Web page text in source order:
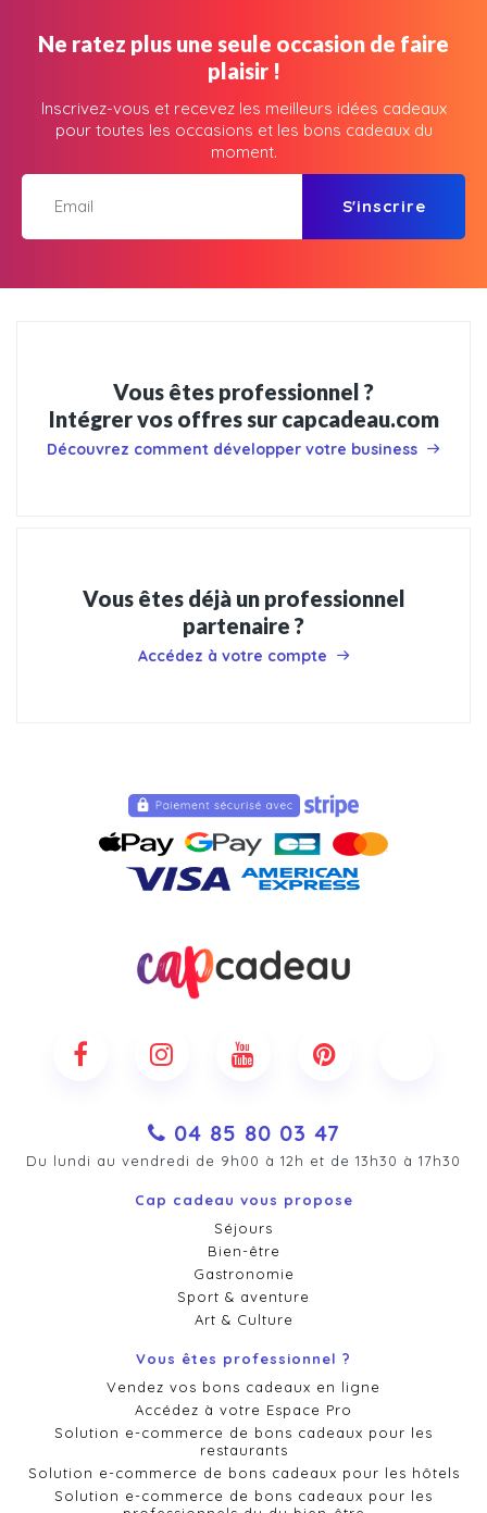
Ne ratez plus une seule occasion de faire
plaisir !
Inscrivez-vous et recevez les meilleurs idées cadeaux
pour toutes les occasions et les bons cadeaux du
moment.
S'inscrire
Vous êtes professionnel ?
Intégrer vos offres sur capcadeau.com
Découvrez comment développer votre business
Vous êtes déjà un professionnel
partenaire ?
Accédez à votre compte
04 85 80 03 47
Du lundi au vendredi de 9h00 à 12h et de 13h30 à 17h30
Cap cadeau vous propose
Séjours
Bien-être
Gastronomie
Sport & aventure
Art & Culture
Vous êtes professionnel ?
Vendez vos bons cadeaux en ligne
Accédez à votre Espace Pro
Solution e-commerce de bons cadeaux pour les
restaurants
Solution e-commerce de bons cadeaux pour les hôtels
Solution e-commerce de bons cadeaux pour les